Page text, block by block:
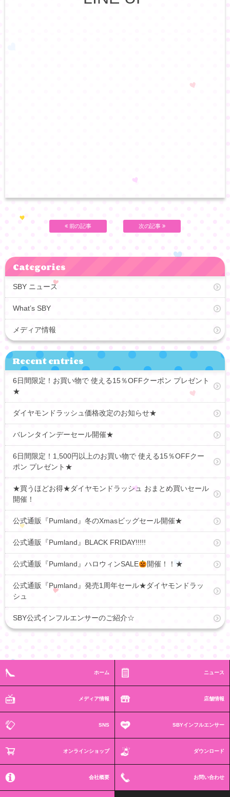
前の記事 次の記事
Categories
SBY ニュース
What’s SBY
メディア情報
Recent entries
6日間限定！お買い物で 使える15％OFFクーポン プレゼント
★
ダイヤモンドラッシュ価格改定のお知らせ★
バレンタインデーセール開催★
6日間限定！1,500円以上のお買い物で 使える15％OFFクー
ポン プレゼント★
★買うほどお得★ダイヤモンドラッシュ おまとめ買いセール
開催！
公式通販『Pumland』冬のXmasビッグセール開催★
公式通販『Pumland』BLACK FRIDAY!!!!!
公式通販『Pumland』ハロウィンSALE 開催！！★
公式通販『Pumland』発売1周年セール★ダイヤモンドラッ
シュ
SBY公式インフルエンサーのご紹介☆
ホーム ニュース
メディア情報 店舗情報
SNS SBYインフルエンサー
オンラインショップ ダウンロード
会社概要 お問い合わせ